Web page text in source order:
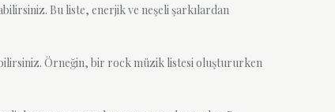
Bu liste, enerjik ve neşeli şarkılardan
Örneğin, bir rock müzik listesi oluştururken